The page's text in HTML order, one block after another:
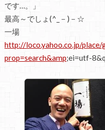
です…。」
最高～でしょ(^_－)－☆
一場
http://loco.yahoo.co.jp/
prop=search&amp;ei=utf-